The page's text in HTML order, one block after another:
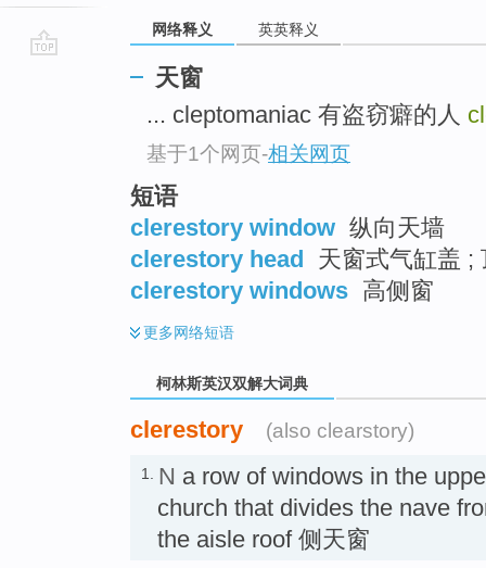
网络释义 英英释义
天窗
... cleptomaniac 有盗窃癖的人
基于1个网页-相关网页
短语
clerestory window 纵向天墙
clerestory head 天窗式气缸盖 ;
clerestory windows 高侧窗
更多网络短语
柯林斯英汉双解大词典
clerestory (also clearstory)
1. N a row of windows in the
church that divides the nave
the aisle roof 侧天窗